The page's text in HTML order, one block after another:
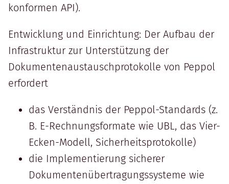
konformen API).
Entwicklung und Einrichtung: Der Aufbau der
Infrastruktur zur Unterstützung der
Dokumentenaustauschprotokolle von Peppol
erfordert
das Verständnis der Peppol-Standards (z.
B. E-Rechnungsformate wie UBL, das Vier-
Ecken-Modell, Sicherheitsprotokolle)
die Implementierung sicherer
Dokumentenübertragungssysteme wie